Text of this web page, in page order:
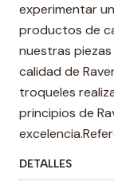
experimentar
productos de
nuestras
calidad de
troqueles
principios de
DETALLES